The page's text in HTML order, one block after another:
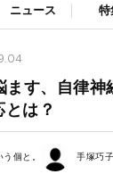
ニュース 特
ます、自律神
は？
う個と。 手塚巧子